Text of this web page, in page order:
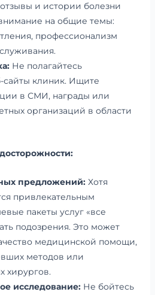
и истории болезни
на общие темы:
профессионализм
Не полагайтесь
сайты клиник. Ищите
в СМИ, награды или
организаций в области
предложений:Хотя
привлекательным
пакеты услуг «все
подозрения. Это может
медицинской помощи,
методов или
хирургов.
исследование:Не бойтесь